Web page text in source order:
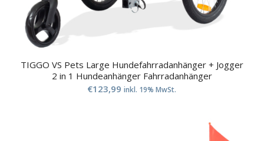
TIGGO VS Pets Large Hundefahrradanhänger + Jogger
2 in 1 Hundeanhänger Fahrradanhänger
€123,99 inkl. 19% MwSt.